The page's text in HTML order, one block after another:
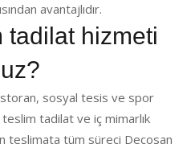
avantajlıdır.
tadilat hizmeti
sosyal tesis ve spor
tadilat ve iç mimarlık
teslimata tüm süreci Decosan